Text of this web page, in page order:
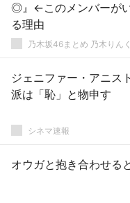
◎』←このメンバーが
る理由
乃木坂46まとめ 乃木りんく
ジェニファー・アニス
派は「恥」と物申す
シネマ速報
オウガと抱き合わせる